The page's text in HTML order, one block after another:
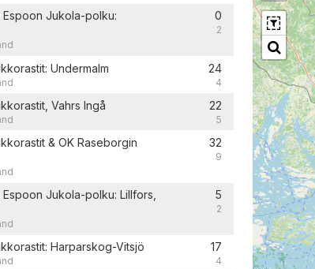
Jukola-polku:
0
2
Undermalm 24
4
Vahrs Ingå 22
5
& OK Raseborgin
32
9
Jukola-polku: Lillfors,
5
2
Harparskog-Vitsjö 17
4